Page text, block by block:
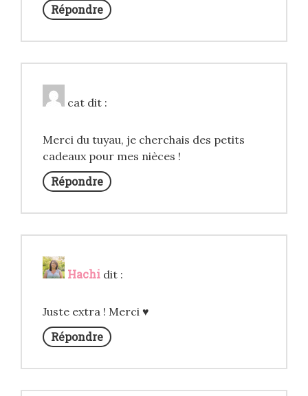
Répondre
cat dit :
Merci du tuyau, je cherchais des petits
cadeaux pour mes nièces !
Répondre
Hachi dit :
Juste extra ! Merci ♥
Répondre